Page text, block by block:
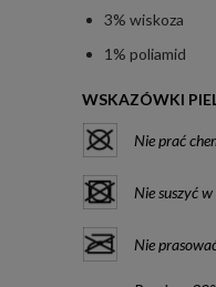
3% wiskoza
1% poliamid
WSKAZÓWKI
Nie prać
Nie suszyć
Nie